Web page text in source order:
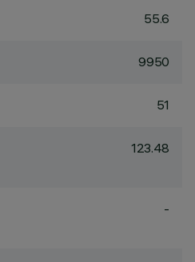
55.6
9950
51
123.48
-